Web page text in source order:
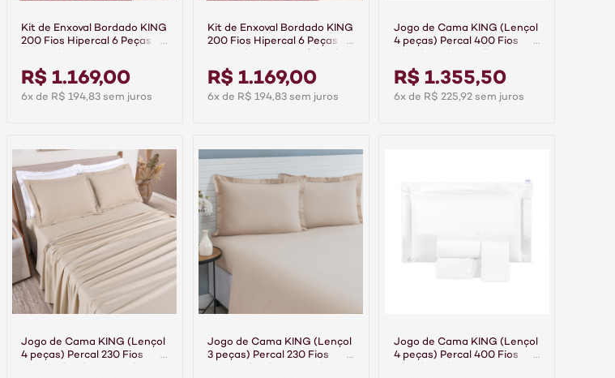
Kit de Enxoval Bordado KING
200 Fios Hipercal 6 Peças
Branco/Arabesco
R$ 1.169,00
6x de R$ 194,83 sem juros
Kit de Enxoval Bordado KING
200 Fios Hipercal 6 Peças
R$ 1.169,00
6x de R$ 194,83 sem juros
Jogo de Cama KING (Lençol
4 peças) Percal 400 Fios
R$ 1.355,50
6x de R$ 225,92 sem juros
Jogo de Cama KING (Lençol
4 peças) Percal 230 Fios
Jogo de Cama KING (Lençol
3 peças) Percal 230 Fios
Jogo de Cama KING (Lençol
4 peças) Percal 400 Fios